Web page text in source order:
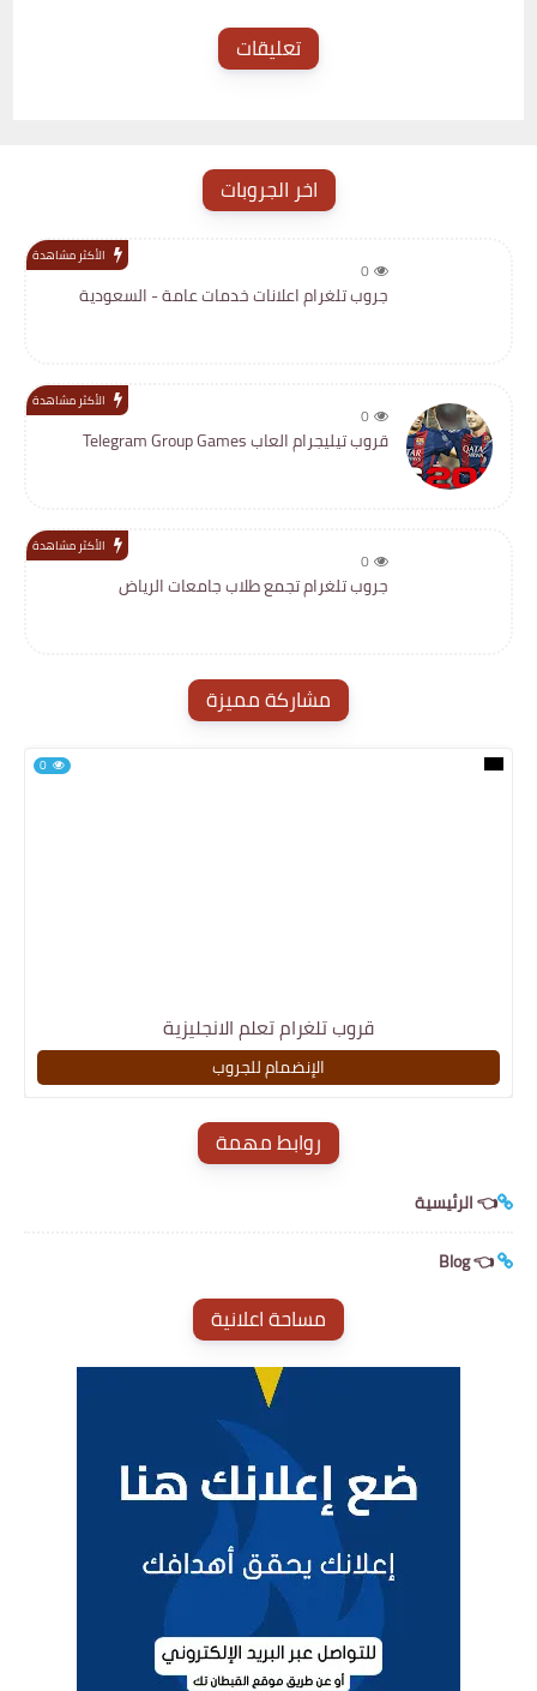
تعليقات
اخر الجروبات
0
الأكثر مشاهدة
جروب تلغرام اعلانات خدمات عامة - السعودية
0
الأكثر مشاهدة
قروب تيليجرام العاب Telegram Group Games
0
الأكثر مشاهدة
جروب تلغرام تجمع طلاب جامعات الرياض
مشاركة مميزة
قروب تلغرام تعلم الانجليزية
0
الإنضمام للجروب
روابط مهمة
👈 الرئيسية
👈 Blog
مساحة اعلانية